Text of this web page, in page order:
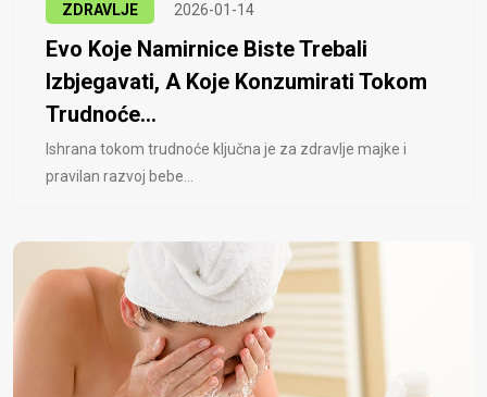
ZDRAVLJE 2026-01-14
Evo Koje Namirnice Biste Trebali
Izbjegavati, A Koje Konzumirati Tokom
Trudnoće...
Ishrana tokom trudnoće ključna je za zdravlje majke i
pravilan razvoj bebe...